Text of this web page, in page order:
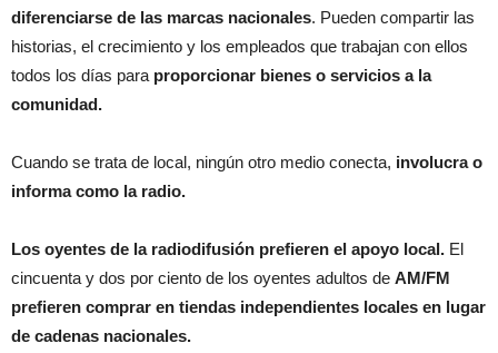
diferenciarse de las marcas nacionales. Pueden compartir las
historias, el crecimiento y los empleados que trabajan con ellos
todos los días para proporcionar bienes o servicios a la
comunidad.
Cuando se trata de local, ningún otro medio conecta, involucra o
informa como la radio.
Los oyentes de la radiodifusión prefieren el apoyo local. El
cincuenta y dos por ciento de los oyentes adultos de AM/FM
prefieren comprar en tiendas independientes locales en lugar
de cadenas nacionales.